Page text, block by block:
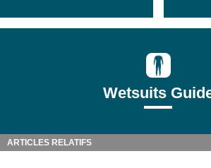
Wetsuits
ARTICLES RELATIFS